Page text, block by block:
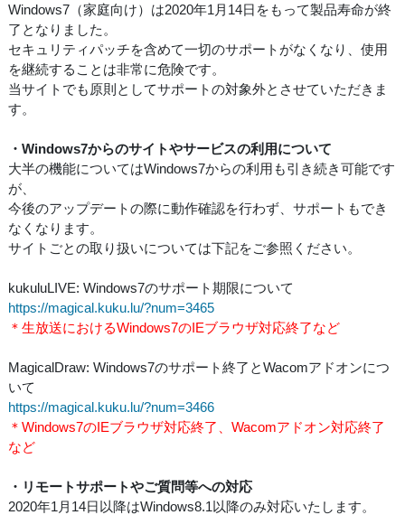
Windows7（家庭向け）は2020年1月14日をもって製品寿命が終
了となりました。
セキュリティパッチを含めて一切のサポートがなくなり、使用
を継続することは非常に危険です。
当サイトでも原則としてサポートの対象外とさせていただきま
す。
・Windows7からのサイトやサービスの利用について
大半の機能についてはWindows7からの利用も引き続き可能です
が、
今後のアップデートの際に動作確認を行わず、サポートもでき
なくなります。
サイトごとの取り扱いについては下記をご参照ください。
kukuluLIVE: Windows7のサポート期限について
https://magical.kuku.lu/?num=3465
＊生放送におけるWindows7のIEブラウザ対応終了など
MagicalDraw: Windows7のサポート終了とWacomアドオンにつ
いて
https://magical.kuku.lu/?num=3466
＊Windows7のIEブラウザ対応終了、Wacomアドオン対応終了
など
・リモートサポートやご質問等への対応
2020年1月14日以降はWindows8.1以降のみ対応いたします。